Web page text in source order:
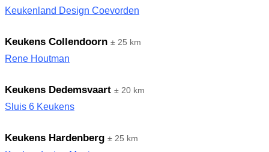
Keukenland Design Coevorden
Keukens Collendoorn ± 25 km
Rene Houtman
Keukens Dedemsvaart ± 20 km
Sluis 6 Keukens
Keukens Hardenberg ± 25 km